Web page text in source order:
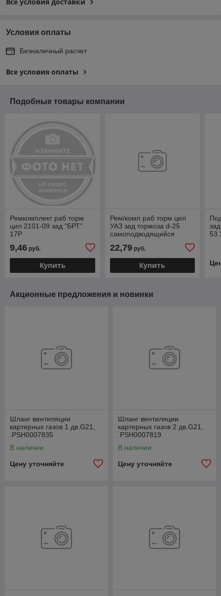
Условия оплаты
Безналичный расчет
Все условия оплаты
Подобные товары компании
Ремкомплект раб торм
цил 2101-09 зад "БРТ"
17P
9,46 руб.
Купить
Рем/комп раб торм цил
УАЗ зад тормоза d-25
самоподводящийся
22,79руб.
Купить
53
Акционные предложения и новинки
Шланг вентиляции
картерных газов 1 дв.G21,
.РSН0007835
В наличии
Цену уточняйте
Шланг вентиляции
картерных газов 2 дв.G21,
.РSН0007819
В наличии
Цену уточняйте